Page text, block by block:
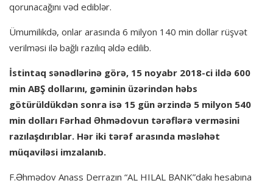
qorunacağını vəd ediblər.
Ümumilikdə, onlar arasında 6 milyon 140 min dollar rüşvət
verilməsi ilə bağlı razılıq əldə edilib.
İstintaq sənədlərinə görə, 15 noyabr 2018-ci ildə 600
min ABŞ dollarını, gəminin üzərindən həbs
götürüldükdən sonra isə 15 gün ərzində 5 milyon 540
min dolları Fərhad Əhmədovun tərəflərə verməsini
razılaşdırıblar. Hər iki tərəf arasında məsləhət
müqaviləsi imzalanıb.
F.Əhmədov Anass Derrazın “AL HILAL BANK”dakı hesabına